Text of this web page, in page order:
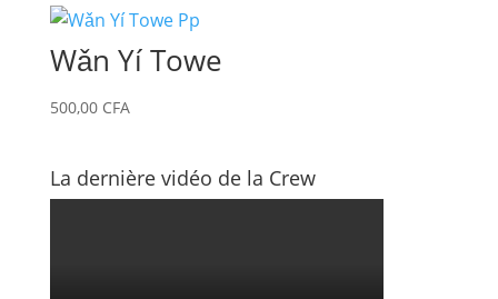
Wǎn Yí Towe
500,00 CFA
La dernière vidéo de la Crew